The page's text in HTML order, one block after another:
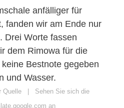
anfälliger für
fanden wir am Ende nur
Drei Worte fassen
dem Rimowa für die
Bestnote gegeben
und Wasser.
Quelle | Sehen Sie sich die
an